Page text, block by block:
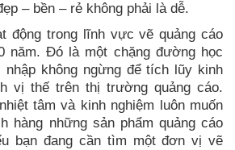
– bền – rẻ không phải là dễ.
động trong lĩnh vực vẽ quảng cáo
năm. Đó là một chặng đường học
không ngừng để tích lũy kinh
vị thế trên thị trường quảng cáo.
tâm và kinh nghiệm luôn muốn
hàng những sản phẩm quảng cáo
bạn đang cần tìm một đơn vị vẽ